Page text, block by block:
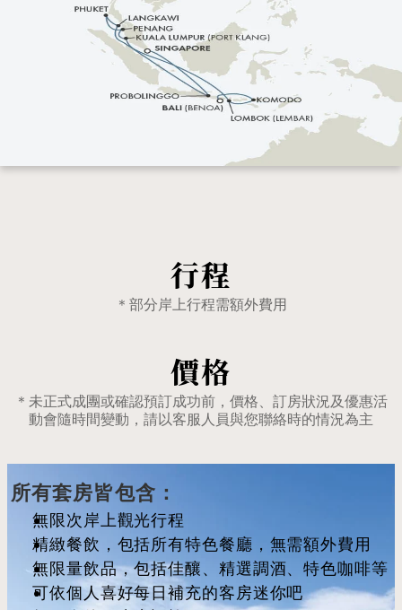
行程
＊部分岸上行程需額外費用
價格
＊未正式成團或確認預訂成功前，價格、訂房狀況及優惠活
動會隨時間變動，請以客服人員與您聯絡時的情況為主
所有套房皆包含：
無限次岸上觀光行程
精緻餐飲，包括所有特色餐廳，無需額外費用
無限量飲品，包括佳釀、精選調酒、特色咖啡等
可依個人喜好每日補充的客房迷你吧